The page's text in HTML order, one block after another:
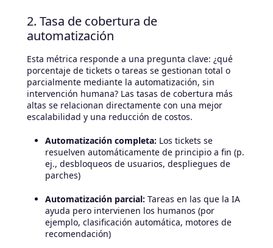
2. Tasa de cobertura de
automatización
Esta métrica responde a una pregunta clave: ¿qué
porcentaje de tickets o tareas se gestionan total o
parcialmente mediante la automatización, sin
intervención humana? Las tasas de cobertura más
altas se relacionan directamente con una mejor
escalabilidad y una reducción de costos.
Automatización completa: Los tickets se
resuelven automáticamente de principio a fin (p.
ej., desbloqueos de usuarios, despliegues de
parches)
Automatización parcial: Tareas en las que la IA
ayuda pero intervienen los humanos (por
ejemplo, clasificación automática, motores de
recomendación)